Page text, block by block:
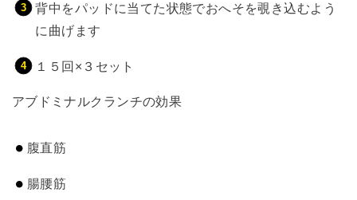
背中をパッドに当てた状態でおへそを覗き込むよう
に曲げます
１５回×３セット
アブドミナルクランチの効果
腹直筋
腸腰筋